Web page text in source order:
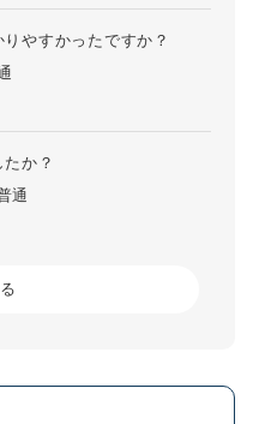
やすかったですか？
か？
通